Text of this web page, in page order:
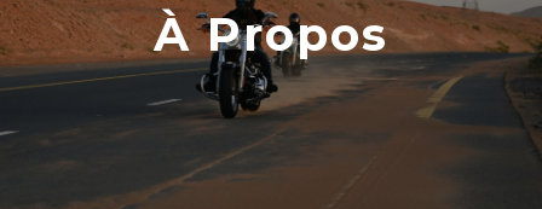
À Propos